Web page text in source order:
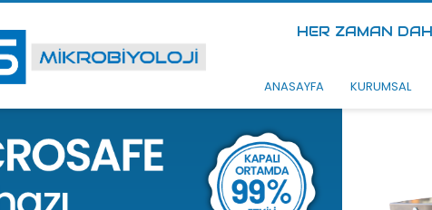
HER ZAMAN
ANASAYFA KURUMSAL